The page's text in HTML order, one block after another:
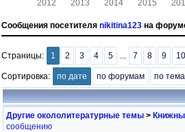
Сообщения посетителя nikitina123 на
Страницы: 1 2 3 4 5 ... 7 8 9 10
Сортировка: по дате по форумам по
Другие окололитературные темы >
сообщению